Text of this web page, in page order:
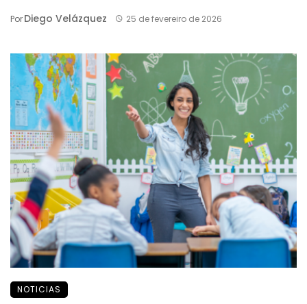
PorDiego Velázquez 25 de fevereiro de 2026
NOTICIAS